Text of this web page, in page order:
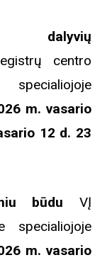
dalyvių
centro
m. vasario
12 d. 23
būdu
VĮ
specialiojoje
m. vasario